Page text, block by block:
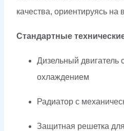
качества, ориентируясь на
Стандартные
Дизельный двигатель
охлаждением
Радиатор с
Защитная решетка